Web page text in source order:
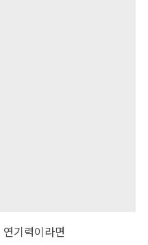
기력이라면